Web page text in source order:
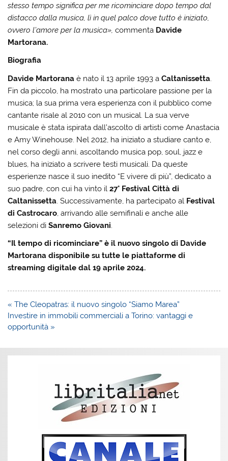
stesso tempo significa per me ricominciare dopo tempo dal
distacco dalla musica, lì in quel palco dove tutto è iniziato,
ovvero l’amore per la musica»,commenta Davide
Martorana.
Biografia
Davide Martorana è nato il 13 aprile 1993 aCaltanissetta.
Fin da piccolo, ha mostrato una particolare passione per la
musica; la sua prima vera esperienza con il pubblico come
cantante risale al 2010 con un musical. La sua verve
musicale è stata ispirata dall’ascolto di artisti come Anastacia
e Amy Winehouse. Nel 2012, ha iniziato a studiare canto e,
nel corso degli anni, ascoltando musica pop, soul, jazz e
blues, ha iniziato a scrivere testi musicali. Da queste
esperienze nasce il suo inedito “E vivere di più”, dedicato a
suo padre, con cui ha vinto il27° Festival Città di
Caltanissetta. Successivamente, ha partecipato al Festival
di Castrocaro, arrivando alle semifinali e anche alle
selezioni diSanremo Giovani.
“Il tempo di ricominciare” è il nuovo singolo di Davide
Martorana disponibile su tutte le piattaforme di
streaming digitale dal 19 aprile 2024.
Navigazione
articoli
« The Cleopatras: il nuovo singolo “Siamo Marea”
Investire in immobili commerciali a Torino: vantaggi e
opportunità »